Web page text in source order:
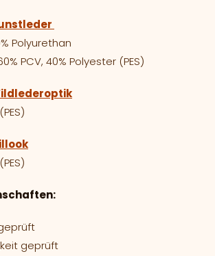
Polyurethan
PCV, 40% Polyester (PES)
geprüft